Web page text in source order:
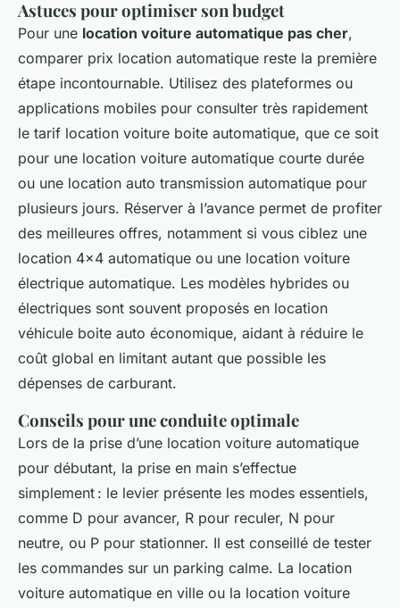
Astuces pour optimiser son budget
Pour une location voiture automatique pas cher,
comparer prix location automatique reste la première
étape incontournable. Utilisez des plateformes ou
applications mobiles pour consulter très rapidement
le tarif location voiture boite automatique, que ce soit
pour une location voiture automatique courte durée
ou une location auto transmission automatique pour
plusieurs jours. Réserver à l’avance permet de profiter
des meilleures offres, notamment si vous ciblez une
location 4x4 automatique ou une location voiture
électrique automatique. Les modèles hybrides ou
électriques sont souvent proposés en location
véhicule boite auto économique, aidant à réduire le
coût global en limitant autant que possible les
dépenses de carburant.
Conseils pour une conduite optimale
Lors de la prise d’une location voiture automatique
pour débutant, la prise en main s’effectue
simplement : le levier présente les modes essentiels,
comme D pour avancer, R pour reculer, N pour
neutre, ou P pour stationner. Il est conseillé de tester
les commandes sur un parking calme. La location
voiture automatique en ville ou la location voiture